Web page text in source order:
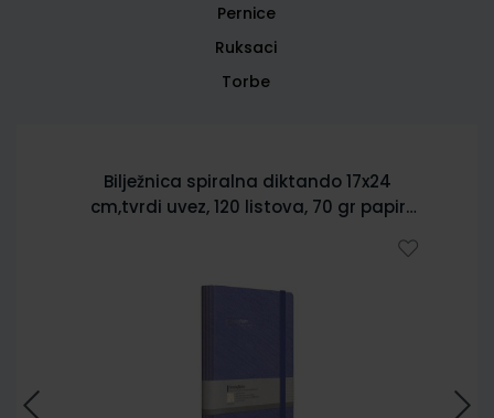
Pernice
Ruksaci
Torbe
Bilježnica spiralna diktando 17x24
cm,tvrdi uvez, 120 listova, 70 gr papir